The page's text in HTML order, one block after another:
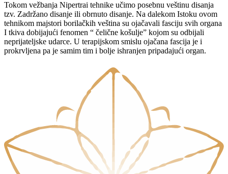
Tokom vežbanja Nipertrai tehnike učimo posebnu veštinu disanja
tzv. Zadržano disanje ili obrnuto disanje. Na dalekom Istoku ovom
tehnikom majstori borilačkih veština su ojačavali fasciju svih organa
I tkiva dobijajući fenomen “ čelične košulje” kojom su odbijali
neprijateljske udarce. U terapijskom smislu ojačana fascija je i
prokrvljena pa je samim tim i bolje ishranjen pripadajući organ.